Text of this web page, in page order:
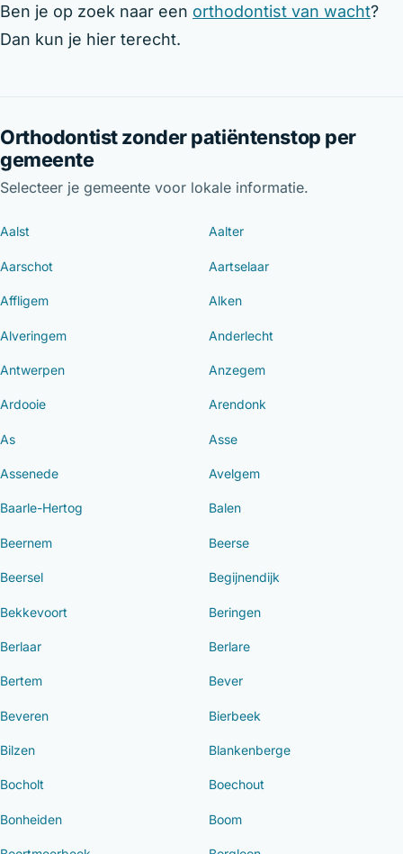
Ben je op zoek naar een orthodontist van wacht?
Dan kun je hier terecht.
Orthodontist zonder patiëntenstop per
gemeente
Selecteer je gemeente voor lokale informatie.
Aalst Aalter
Aarschot Aartselaar
Affligem Alken
Alveringem Anderlecht
Antwerpen Anzegem
Ardooie Arendonk
As Asse
Assenede Avelgem
Baarle-Hertog Balen
Beernem Beerse
Beersel Begijnendijk
Bekkevoort Beringen
Berlaar Berlare
Bertem Bever
Beveren Bierbeek
Bilzen Blankenberge
Bocholt Boechout
Bonheiden Boom